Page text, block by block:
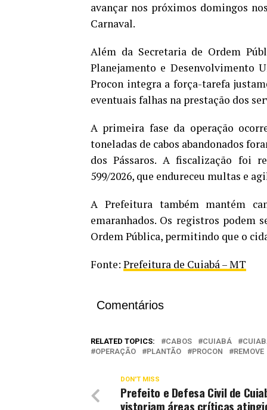
avançar nos próximos domingos
Carnaval.
Além da Secretaria de Ordem
Planejamento e Desenvolvimento
Procon integra a força-tarefa
eventuais falhas na prestação dos
A primeira fase da operação
toneladas de cabos abandonados
dos Pássaros. A fiscalização foi
599/2026, que endureceu multas e
A Prefeitura também mantém
emaranhados. Os registros podem
Ordem Pública, permitindo que o
Fonte: Prefeitura de Cuiabá – MT
Comentários
RELATED TOPICS: CABOS CUIABÁ
OPERAÇÃO
PLANTÃO PROCON REMOVE
DON'T MISS
Prefeito e Defesa Civil de
vistoriam áreas críticas